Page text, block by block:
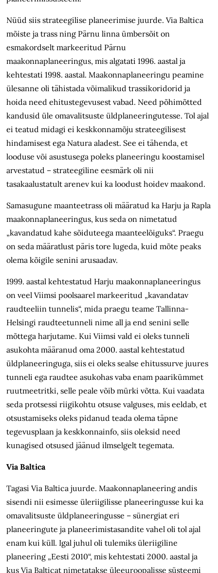
Nüüd siis strateegilise planeerimise juurde. Via Baltica
mõiste ja trass ning Pärnu linna ümbersõit on
esmakordselt markeeritud Pärnu
maakonnaplaneeringus, mis algatati 1996. aastal ja
kehtestati 1998. aastal. Maakonnaplaneeringu peamine
ülesanne oli tähistada võimalikud trassikoridorid ja
hoida need ehitustegevusest vabad. Need põhimõtted
kandusid üle omavalitsuste üldplaneeringutesse. Tol ajal
ei teatud midagi ei keskkonnamõju strateegilisest
hindamisest ega Natura aladest. See ei tähenda, et
looduse või asustusega poleks planeeringu koostamisel
arvestatud – strateegiline eesmärk oli nii
tasakaalustatult arenev kui ka loodust hoidev maakond.
Samasugune maanteetrass oli määratud ka Harju ja Rapla
maakonnaplaneeringus, kus seda on nimetatud
„kavandatud kahe sõiduteega maanteelõiguks“. Praegu
on seda määratlust päris tore lugeda, kuid mõte peaks
olema kõigile senini arusaadav.
1999. aastal kehtestatud Harju maakonnaplaneeringus
on veel Viimsi poolsaarel markeeritud „kavandatav
raudteeliin tunnelis“, mida praegu teame Tallinna-
Helsingi raudteetunneli nime all ja end senini selle
mõttega harjutame. Kui Viimsi vald ei oleks tunneli
asukohta määranud oma 2000. aastal kehtestatud
üldplaneeringuga, siis ei oleks sealse ehitussurve juures
tunneli ega raudtee asukohas vaba enam paarikümmet
ruutmeetritki, selle peale võib mürki võtta. Kui vaadata
seda protsessi riigikohtu otsuse valguses, mis eeldab, et
otsustamiseks oleks pidanud teada olema täpne
tegevusplaan ja keskkonnainfo, siis oleksid need
kunagised otsused jäänud ilmselgelt tegemata.
Via Baltica
Tagasi Via Baltica juurde. Maakonnaplaneering andis
sisendi nii esimesse üleriigilisse planeeringusse kui ka
omavalitsuste üldplaneeringusse – sünergiat eri
planeeringute ja planeerimistasandite vahel oli tol ajal
enam kui küll. Igal juhul oli tulemiksüleriigiline
planeering „Eesti 2010“, mis kehtestati 2000. aastal ja
kus Via Balticat nimetatakseüleeuroopalisse süsteemi